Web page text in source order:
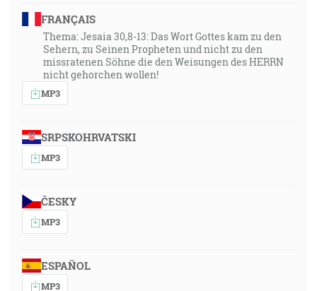
FRANÇAIS
Thema: Jesaia 30,8-13: Das Wort Gottes kam zu den
Sehern, zu Seinen Propheten und nicht zu den
missratenen Söhne die den Weisungen des HERRN
nicht gehorchen wollen!
MP3
SRPSKOHRVATSKI
MP3
ČESKY
MP3
ESPAÑOL
MP3